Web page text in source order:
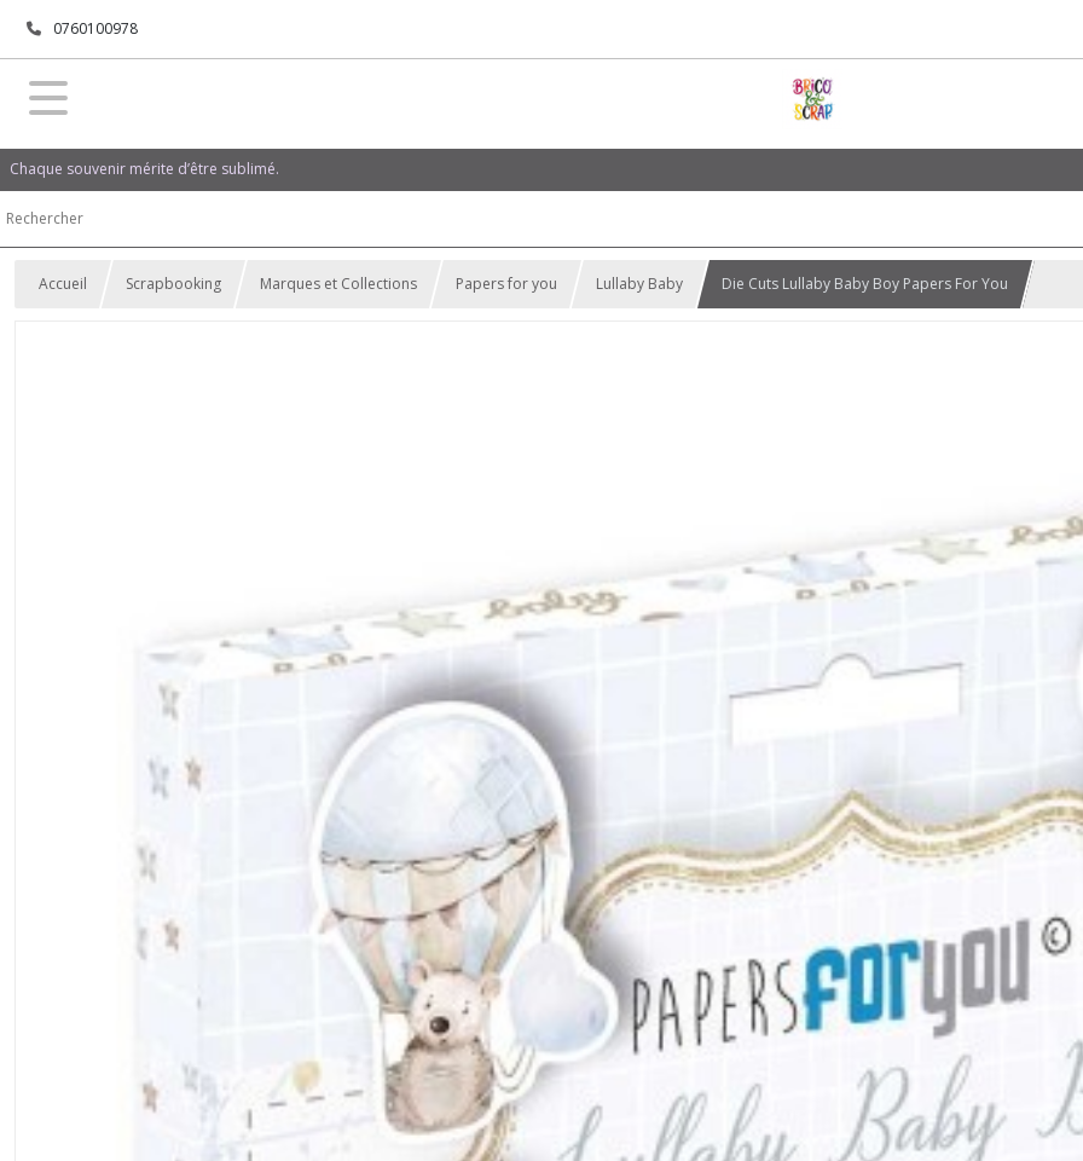
0760100978
Chaque souvenir mérite d’être sublimé.
Accueil Scrapbooking Marques et Collections Papers for you Lullaby Baby Die Cuts Lullaby Baby Boy Papers For You